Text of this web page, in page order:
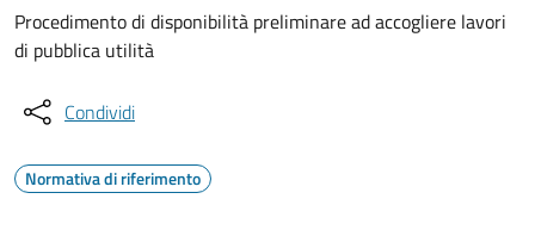
Procedimento di disponibilità preliminare ad accogliere lavori
di pubblica utilità
Condividi
Normativa di riferimento